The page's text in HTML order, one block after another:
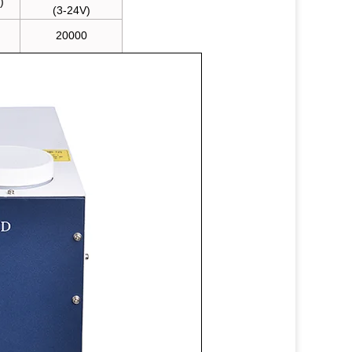
(3-24V)
20000